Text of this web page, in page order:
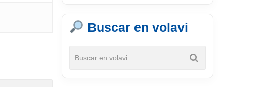
Buscar en volavi